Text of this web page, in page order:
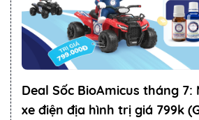
Deal Sốc BioAmicus tháng 7: MUA 6 TẶNG 1
xe điện địa hình trị giá 799k